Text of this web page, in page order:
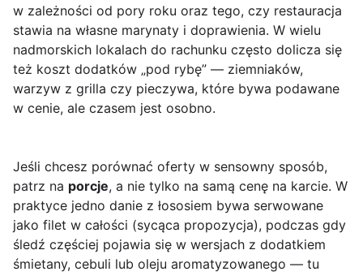
w zależności od pory roku oraz tego, czy restauracja
stawia na własne marynaty i doprawienia. W wielu
nadmorskich lokalach do rachunku często dolicza się
też koszt dodatków „pod rybę” — ziemniaków,
warzyw z grilla czy pieczywa, które bywa podawane
w cenie, ale czasem jest osobno.
Jeśli chcesz porównać oferty w sensowny sposób,
patrz na porcje, a nie tylko na samą cenę na karcie. W
praktyce jedno danie z łososiem bywa serwowane
jako filet w całości (sycąca propozycja), podczas gdy
śledź częściej pojawia się w wersjach z dodatkiem
śmietany, cebuli lub oleju aromatyzowanego — tu